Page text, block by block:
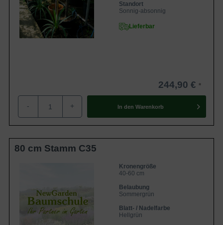
Standort
Sonnig-absonnig
Lieferbar
244,90 €
- + In den Warenkorb
80 cm Stamm C35
Kronengröße
40-60 cm
Belaubung
Sommergrün
Blatt- / Nadelfarbe
Hellgrün